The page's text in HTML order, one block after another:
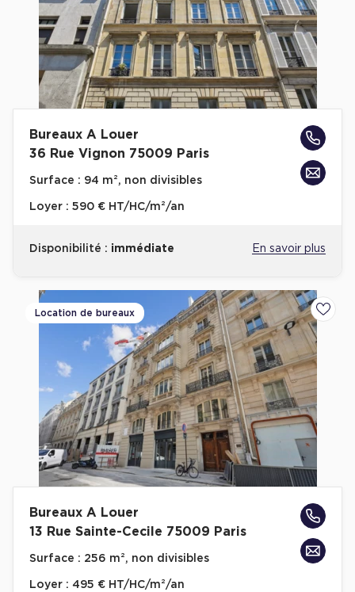
Bureaux A Louer
36 Rue Vignon 75009 Paris
Surface : 94 m², non divisibles
Loyer : 590 € HT/HC/m²/an
Disponibilité : immédiate En savoir plus
Location de bureaux
Bureaux A Louer
13 Rue Sainte-Cecile 75009 Paris
Surface : 256 m², non divisibles
Loyer : 495 € HT/HC/m²/an